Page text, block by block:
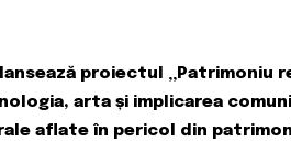
proiectul „Patrimoniu
arta și implicarea
aflate în pericol din